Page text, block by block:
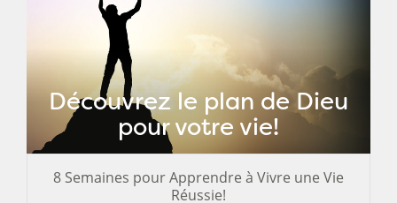
Découvrez le plan de Dieu
pour votre vie!
8 Semaines pour Apprendre à Vivre une Vie
Réussie!